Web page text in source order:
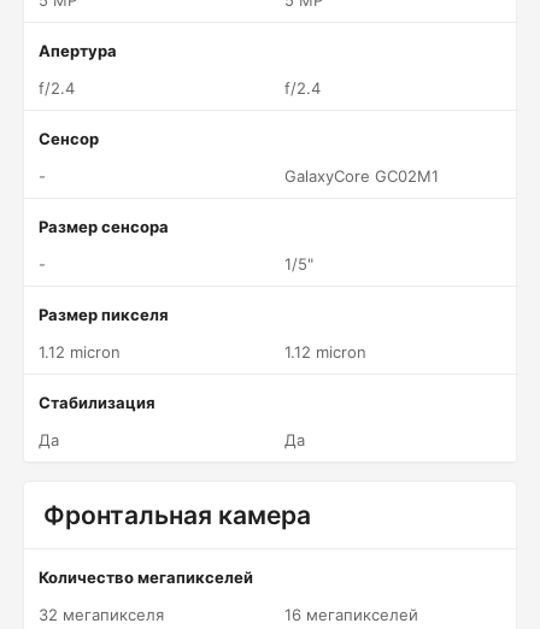
Апертура
f/2.4
f/2.4
Сенсор
-
GalaxyCore GC02M1
Размер сенсора
-
1/5"
Размер пикселя
1.12 micron
1.12 micron
Стабилизация
Да
Да
Фронтальная камера
Количество мегапикселей
32 мегапикселя
16 мегапикселей